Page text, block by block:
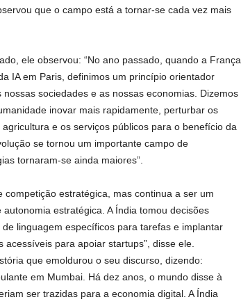
que o campo está a tornar-se cada vez mais
ele observou: “No ano passado, quando a França
IA ​​em Paris, definimos um princípio orientador
sociedades e as nossas economias. Dizemos
inovar mais rapidamente, perturbar os
e os serviços públicos para o benefício da
se tornou um importante campo de
tornaram-se ainda maiores”.
estratégica, mas continua a ser um
estratégica. A Índia tomou decisões
linguagem específicos para tarefas e implantar
para apoiar startups”, disse ele.
que emoldurou o seu discurso, dizendo:
em Mumbai. Há dez anos, o mundo disse à
ser trazidas para a economia digital. A Índia